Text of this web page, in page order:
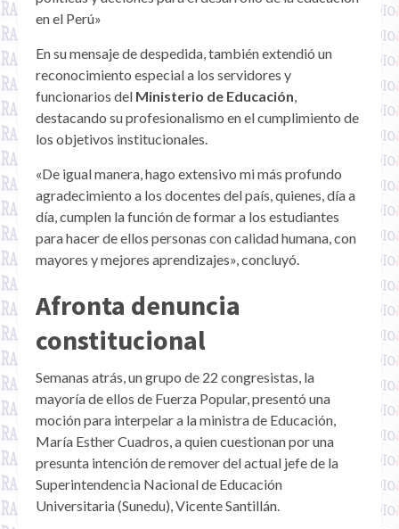
en el Perú»
En su mensaje de despedida, también extendió un
reconocimiento especial a los servidores y
funcionarios del Ministerio de Educación,
destacando su profesionalismo en el cumplimiento de
los objetivos institucionales.
«De igual manera, hago extensivo mi más profundo
agradecimiento a los docentes del país, quienes, día a
día, cumplen la función de formar a los estudiantes
para hacer de ellos personas con calidad humana, con
mayores y mejores aprendizajes», concluyó.
Afronta denuncia
constitucional
Semanas atrás, un grupo de 22 congresistas, la
mayoría de ellos de Fuerza Popular, presentó una
moción para interpelar a la ministra de Educación,
María Esther Cuadros, a quien cuestionan por una
presunta intención de remover del actual jefe de la
Superintendencia Nacional de Educación
Universitaria (Sunedu), Vicente Santillán.